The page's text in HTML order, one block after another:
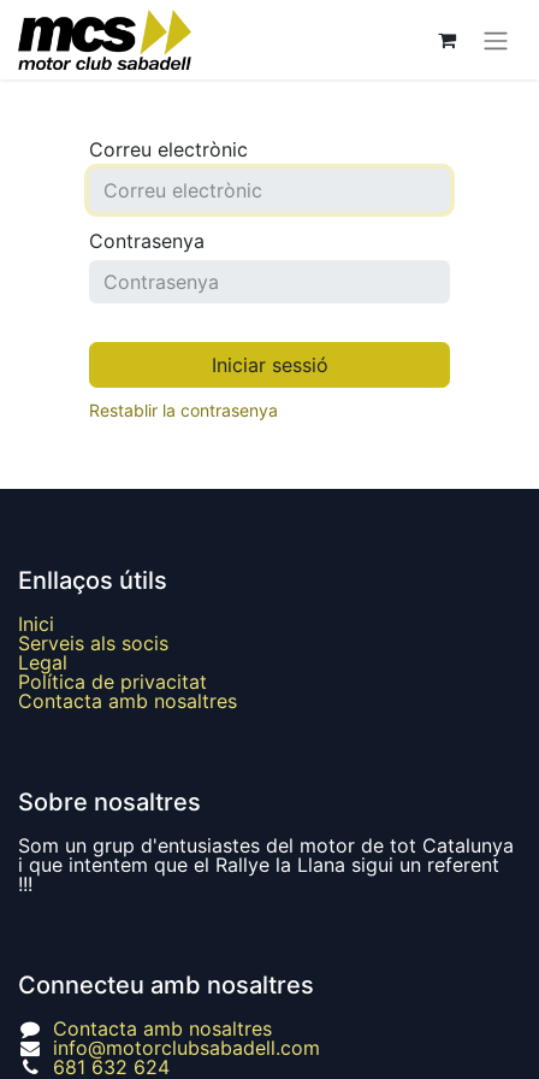
Correu electrònic
Contrasenya
Iniciar sessió
Restablir la contrasenya
Enllaços útils
Inici
Serveis als socis
Legal
Política de privacitat
Contacta amb nosaltres
Sobre nosaltres
Som un grup d'entusiastes del motor de tot Catalunya
i que intentem que el Rallye la Llana sigui un referent
!!!
Connecteu amb nosaltres
Contacta amb nosaltres
info@motorclubsabadell.com
681 632 624